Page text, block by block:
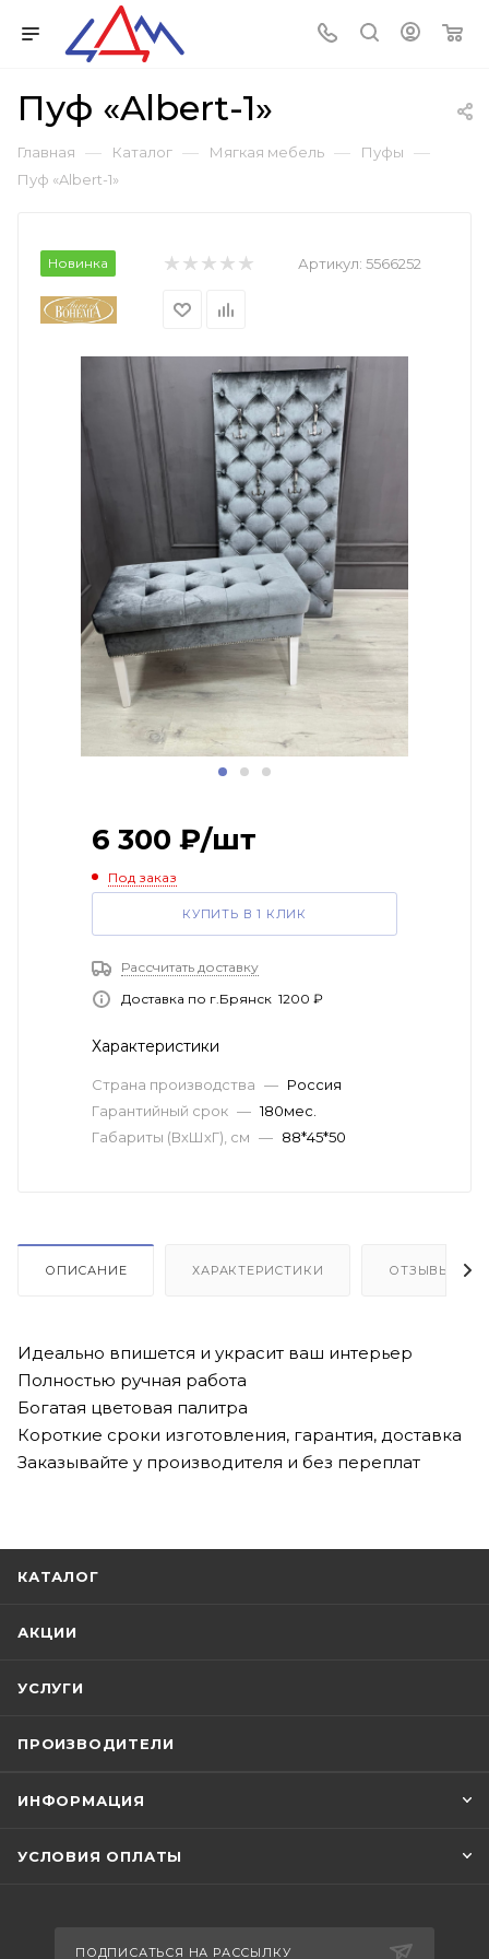
Пуф «Albert-1»
Главная — Каталог — Мягкая мебель — Пуфы —
Пуф «Albert-1»
Новинка Артикул: 5566252
6 300 ₽/шт
Под заказ
КУПИТЬ В 1 КЛИК
Рассчитать доставку
Доставка по г.Брянск 1200 ₽
Характеристики
Страна производства — Россия
Гарантийный срок — 180мес.
Габариты (ВхШхГ), см — 88*45*50
ОПИСАНИЕ ХАРАКТЕРИСТИКИ ОТЗЫВЫ
Идеально впишется и украсит ваш интерьер
Полностью ручная работа
Богатая цветовая палитра
Короткие сроки изготовления, гарантия, доставка
Заказывайте у производителя и без переплат
КАТАЛОГ
АКЦИИ
УСЛУГИ
ПРОИЗВОДИТЕЛИ
ИНФОРМАЦИЯ
УСЛОВИЯ ОПЛАТЫ
ПОДПИСАТЬСЯ НА РАССЫЛКУ